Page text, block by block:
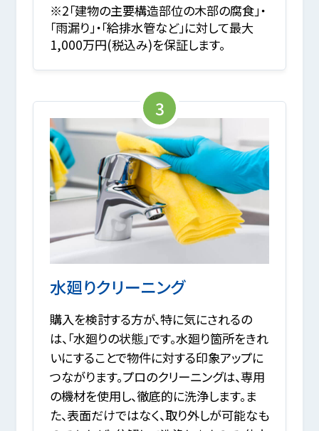
※2「建物の主要構造部位の木部の腐食」・
「雨漏り」・「給排水管など」に対して最大
1,000万円(税込み)を保証します。
3
水廻りクリーニング
購入を検討する方が、特に気にされるの
は、「水廻りの状態」です。水廻り箇所をきれ
いにすることで物件に対する印象アップに
つながります。プロのクリーニングは、専用
の機材を使用し、徹底的に洗浄します。ま
た、表面だけではなく、取り外しが可能なも